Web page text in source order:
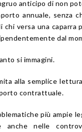
anticipo di non
annuale, senza
versa una caparra
dal
si immagini.
alla semplice
contrattuale.
più ampie
nelle